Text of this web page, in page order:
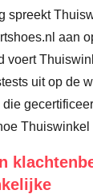
spreekt
aan
voert
uit op de
die
Thuiswinkel